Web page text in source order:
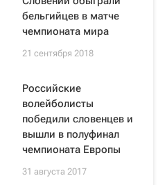
бельгийцев в матче
чемпионата мира
21 сентября 2018
Российские
волейболисты
победили словенцев и
вышли в полуфинал
чемпионата Европы
31 августа 2017